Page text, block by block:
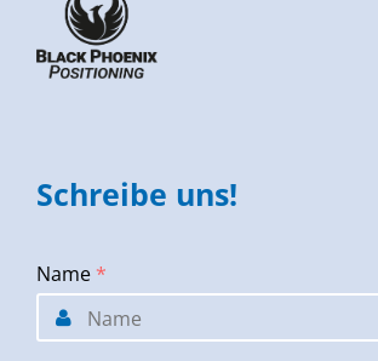
Schreibe uns!
Name *